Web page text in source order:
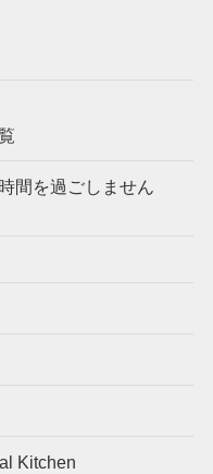
間を過ごしません
Kitchen